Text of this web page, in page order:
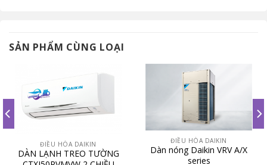
SẢN PHẨM CÙNG LOẠI
ĐIỀU HÒA DAIKIN
DÀN LẠNH TREO TƯỜNG
ĐIỀU HÒA DAIKIN
Dàn nóng Daikin VRV A/X
series